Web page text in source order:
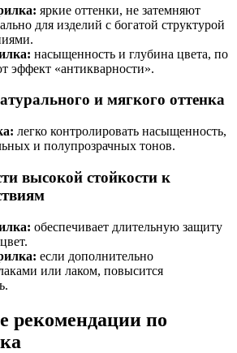
яркие оттенки, не затемняют
для изделий с богатой структурой
насыщенность и глубина цвета, по
эффект «антикварности».
и мягкого оттенка
легко контролировать насыщенность,
и полупрозрачных тонов.
высокой стойкости к
обеспечивает длительную защиту
если дополнительно
или лаком, повысится
рекомендации по